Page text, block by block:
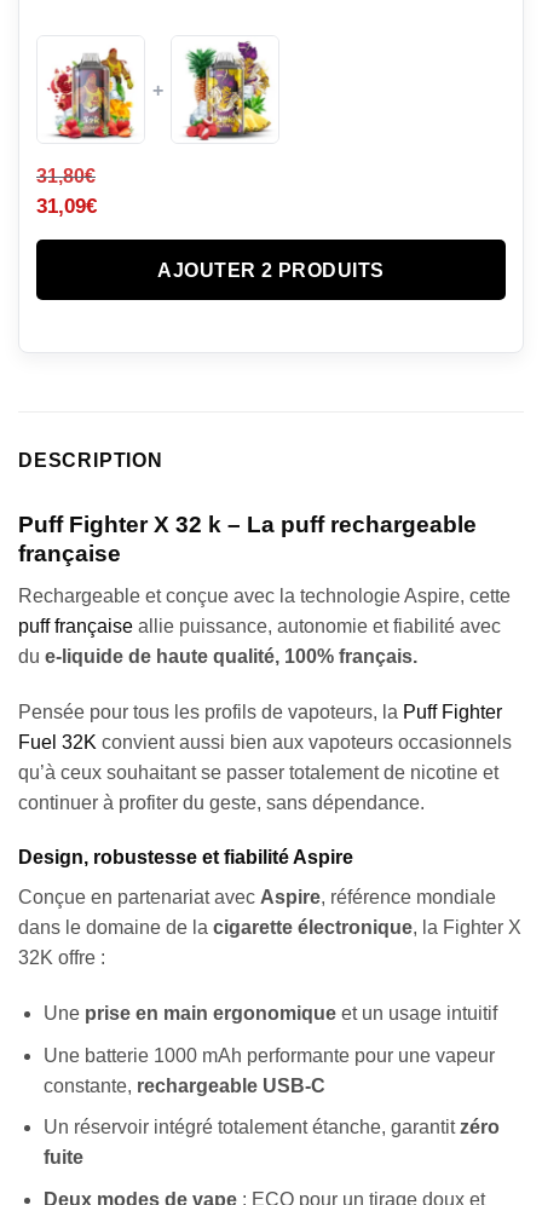
+
31,80€
31,09€
AJOUTER 2 PRODUITS
DESCRIPTION
Puff Fighter X 32 k – La puff rechargeable
française
Rechargeable et conçue avec la technologie Aspire, cette
puff française allie puissance, autonomie et fiabilité avec
du e-liquide de haute qualité, 100% français.
Pensée pour tous les profils de vapoteurs, la Puff Fighter
Fuel 32K convient aussi bien aux vapoteurs occasionnels
qu’à ceux souhaitant se passer totalement de nicotine et
continuer à profiter du geste, sans dépendance.
Design, robustesse et fiabilité Aspire
Conçue en partenariat avec Aspire, référence mondiale
dans le domaine de la cigarette électronique, la Fighter X
32K offre :
Une prise en main ergonomiqueet un usage intuitif
Une batterie 1000 mAh performante pour une vapeur
constante, rechargeable USB-C
Un réservoir intégré totalement étanche, garantitzéro
fuite
Deux modes de vape: ECO pour un tirage doux et